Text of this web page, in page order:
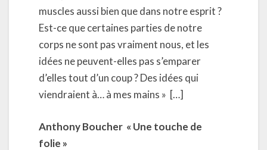
muscles aussi bien que dans notre esprit ?
Est-ce que certaines parties de notre
corps ne sont pas vraiment nous, et les
idées ne peuvent-elles pas s’emparer
d’elles tout d’un coup ? Des idées qui
viendraient à… à mes mains » […]
Anthony Boucher « Une touche de
folie »